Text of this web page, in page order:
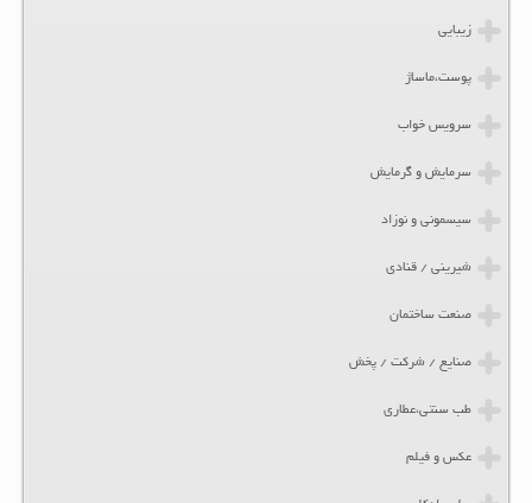
زیبایی
پوست،ماساژ
سرویس خواب
سرمایش و گرمایش
سیسمونی و نوزاد
شیرینی / قنادی
صنعت ساختمان
صنایع / شرکت / پخش
طب سنتی،عطاری
عکس و فیلم